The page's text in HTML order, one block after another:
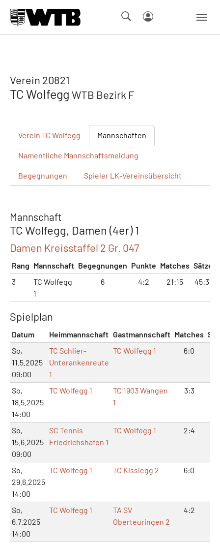
Verein 20821
TC Wolfegg WTB Bezirk F
Verein TC Wolfegg Mannschaften
Namentliche Mannschaftsmeldung
Begegnungen Spieler LK-Vereinsübersicht
Mannschaft
TC Wolfegg, Damen (4er) 1
Damen Kreisstaffel 2 Gr. 047
Rang Mannschaft Begegnungen Punkte Matches Sätze
3
TC Wolfegg
1
6 4:2 21:15 45:31
Spielplan
Datum Heimmannschaft Gastmannschaft Matches
So,
11.5.2025
09:00
TC Schlier-
Unterankenreute
1
TC Wolfegg 1 6:0
So,
18.5.2025
14:00
TC Wolfegg 1
TC 1903 Wangen
1
3:3
So,
15.6.2025
09:00
SC Tennis
Friedrichshafen 1
TC Wolfegg 1 2:4
So,
29.6.2025
14:00
TC Wolfegg 1 TC Kisslegg 2 6:0
So,
6.7.2025
14:00
TC Wolfegg 1
TA SV
Oberteuringen 2
4:2